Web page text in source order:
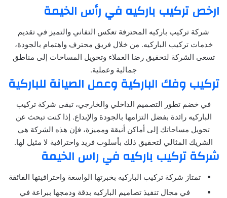
ارخص تركيب باركيه في رأس الخيمة
شركة تركيب باركيه المحترفة تعكس التفاني والتميز في تقديم
خدمات تركيب الباركيه. من خلال فريق محترف واهتمام بالجودة،
تسعى الشركة لتحقيق رضا العملاء وتحويل المساحات إلى مناطق
جمالية وعملية.
تركيب وفك الباركية وعمل الصيانة للباركية
في خضم تطور التصميم الداخلي والخارجي، تبقى شركة تركيب
الباركيه رائدة بفضل التزامها بالجودة والإبداع. إذا كنت تبحث عن
تحويل مساحاتك إلى أماكن أنيقة ومميزة، فإن هذه الشركة هي
الشريك المثالي لتحقيق ذلك بأسلوب فريد واحترافية لا مثيل لها.
شركة تركيب باركيه في راس الخيمة
تمتاز شركة تركيب الباركيه بخبرتها الواسعة واحترافيتها الفائقة
في مجال تنفيذ تصاميم الباركيه بدقة ودمجها ببراعة في